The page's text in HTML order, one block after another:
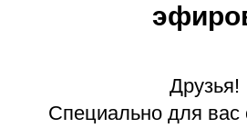
Друзья!
Специально для вас